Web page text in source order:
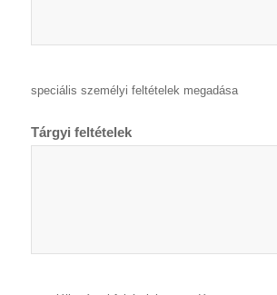
speciális személyi feltételek megadása
Tárgyi feltételek